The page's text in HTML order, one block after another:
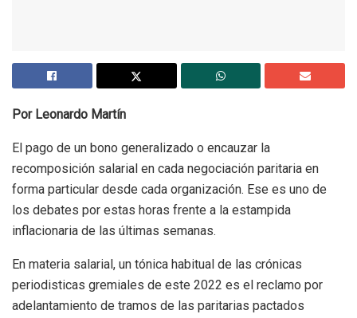
Por Leonardo Martín
El pago de un bono generalizado o encauzar la
recomposición salarial en cada negociación paritaria en
forma particular desde cada organización. Ese es uno de
los debates por estas horas frente a la estampida
inflacionaria de las últimas semanas.
En materia salarial, un tónica habitual de las crónicas
periodisticas gremiales de este 2022 es el reclamo por
adelantamiento de tramos de las paritarias pactados